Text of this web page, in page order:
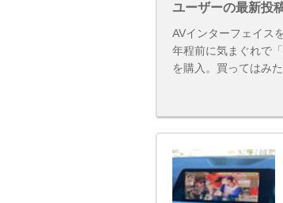
ユーザーの最新投
AVインターフェイス
年程前に気まぐれで
を購入。買ってはみ